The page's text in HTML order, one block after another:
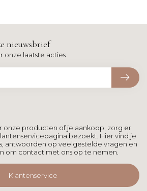
onze producten of je aankoop, zorg er
bezoekt. Hier vind je
antwoorden op veelgestelde vragen en
om contact met ons op te nemen.
Klantenservice
nieuwsbrief
onze laatste acties